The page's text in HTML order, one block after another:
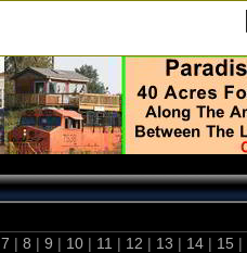
7 | 8 | 9 | 10 | 11 | 12 | 13 | 14 | 15 |